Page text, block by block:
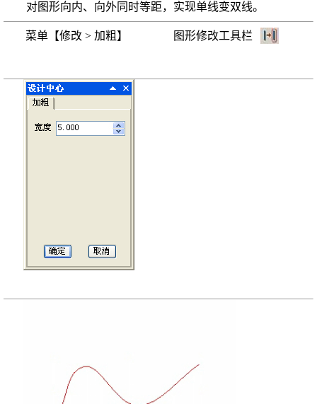
对图形向内、向外同时等距，实现单线变双线。
菜单【修改 > 加粗】 图形修改工具栏